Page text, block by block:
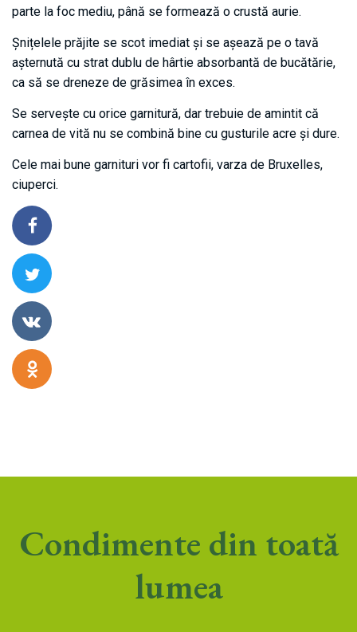
parte la foc mediu, până se formează o crustă aurie.
Șnițelele prăjite se scot imediat și se așează pe o tavă
așternută cu strat dublu de hârtie absorbantă de bucătărie,
ca să se dreneze de grăsimea în exces.
Se servește cu orice garnitură, dar trebuie de amintit că
carnea de vită nu se combină bine cu gusturile acre și dure.
Cele mai bune garnituri vor fi cartofii, varza de Bruxelles,
ciuperci.
Condimente din toată
lumea